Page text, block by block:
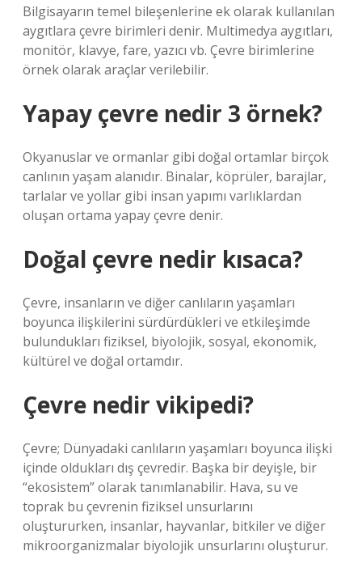
Bilgisayarın temel bileşenlerine ek olarak kullanılan
aygıtlara çevre birimleri denir. Multimedya aygıtları,
monitör, klavye, fare, yazıcı vb. Çevre birimlerine
örnek olarak araçlar verilebilir.
Yapay çevre nedir 3 örnek?
Okyanuslar ve ormanlar gibi doğal ortamlar birçok
canlının yaşam alanıdır. Binalar, köprüler, barajlar,
tarlalar ve yollar gibi insan yapımı varlıklardan
oluşan ortama yapay çevre denir.
Doğal çevre nedir kısaca?
Çevre, insanların ve diğer canlıların yaşamları
boyunca ilişkilerini sürdürdükleri ve etkileşimde
bulundukları fiziksel, biyolojik, sosyal, ekonomik,
kültürel ve doğal ortamdır.
Çevre nedir vikipedi?
Çevre; Dünyadaki canlıların yaşamları boyunca ilişki
içinde oldukları dış çevredir. Başka bir deyişle, bir
“ekosistem” olarak tanımlanabilir. Hava, su ve
toprak bu çevrenin fiziksel unsurlarını
oluştururken, insanlar, hayvanlar, bitkiler ve diğer
mikroorganizmalar biyolojik unsurlarını oluşturur.